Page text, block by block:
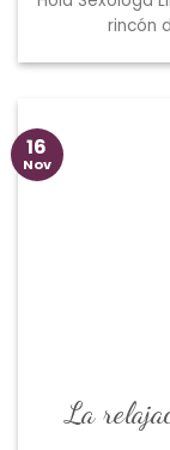
rincón
La
16
Nov